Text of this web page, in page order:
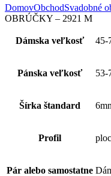
DomovObchodSvadobné
OBRÚČKY – 2921 M
Dámska veľkosť 45-
Pánska veľkosť 53-
Šírka štandard
Profil
Pár alebo samostatne